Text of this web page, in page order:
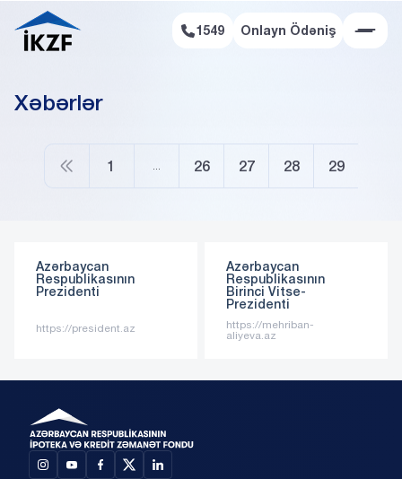
Onlayn Ödəniş 1549 Onlayn Ödəniş
Xəbərlər
1 26 27 28 29
Azərbaycan
Respublikasının
Prezidenti
https://president.az
Azərbaycan
Respublikasının
Birinci Vitse-
Prezidenti
https://mehriban-
aliyeva.az
Hər ay üçün ödəniləcək məbləğ, faizlər və əsas
Ödəniş nömrəsi
Hissəvi zəmanət haqları üzrə ay-ay hesablanmış
#
Ödəniş
tarixi